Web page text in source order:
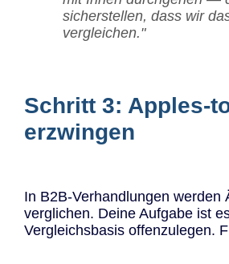
sicherstellen, dass wir
vergleichen."
Schritt 3: Apples-
erzwingen
In B2B-Verhandlungen werden
verglichen. Deine Aufgabe ist
Vergleichsbasis offenzulegen.